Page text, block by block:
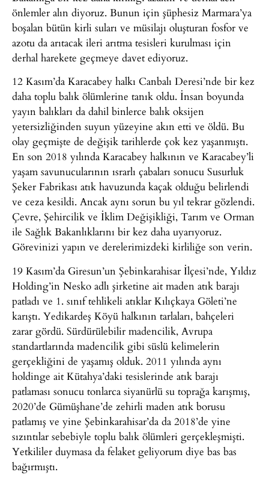
önlemler alın diyoruz. Bunun için şüphesiz Marmara’ya
boşalan bütün kirli suları ve müsilajı oluşturan fosfor ve
azotu da arıtacak ileri arıtma tesisleri kurulması için
derhal harekete geçmeye davet ediyoruz.
12 Kasım’da Karacabey halkı Canbalı Deresi’nde bir kez
daha toplu balık ölümlerine tanık oldu. İnsan boyunda
yayın balıkları da dahil binlerce balık oksijen
yetersizliğinden suyun yüzeyine akın etti ve öldü. Bu
olay geçmişte de değişik tarihlerde çok kez yaşanmıştı.
En son 2018 yılında Karacabey halkının ve Karacabey’li
yaşam savunucularının ısrarlı çabaları sonucu Susurluk
Şeker Fabrikası atık havuzunda kaçak olduğu belirlendi
ve ceza kesildi. Ancak aynı sorun bu yıl tekrar gözlendi.
Çevre, Şehircilik ve İklim Değişikliği, Tarım ve Orman
ile Sağlık Bakanlıklarını bir kez daha uyarıyoruz.
Görevinizi yapın ve derelerimizdeki kirliliğe son verin.
19 Kasım’da Giresun’un Şebinkarahisar İlçesi’nde, Yıldız
Holding’in Nesko adlı şirketine ait maden atık barajı
patladı ve 1. sınıf tehlikeli atıklar Kılıçkaya Göleti’ne
karıştı. Yedikardeş Köyü halkının tarlaları, bahçeleri
zarar gördü. Sürdürülebilir madencilik, Avrupa
standartlarında madencilik gibi süslü kelimelerin
gerçekliğini de yaşamış olduk. 2011 yılında aynı
holdinge ait Kütahya’daki tesislerinde atık barajı
patlaması sonucu tonlarca siyanürlü su toprağa karışmış,
2020’de Gümüşhane’de zehirli maden atık borusu
patlamış ve yine Şebinkarahisar’da da 2018’de yine
sızıntılar sebebiyle toplu balık ölümleri gerçekleşmişti.
Yetkililer duymasa da felaket geliyorum diye bas bas
bağırmıştı.